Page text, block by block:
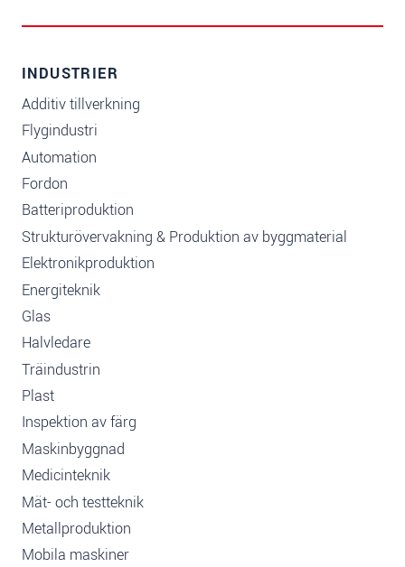
INDUSTRIER
Additiv tillverkning
Flygindustri
Automation
Fordon
Batteriproduktion
Strukturövervakning & Produktion av byggmaterial
Elektronikproduktion
Energiteknik
Glas
Halvledare
Träindustrin
Plast
Inspektion av färg
Maskinbyggnad
Medicinteknik
Mät- och testteknik
Metallproduktion
Mobila maskiner